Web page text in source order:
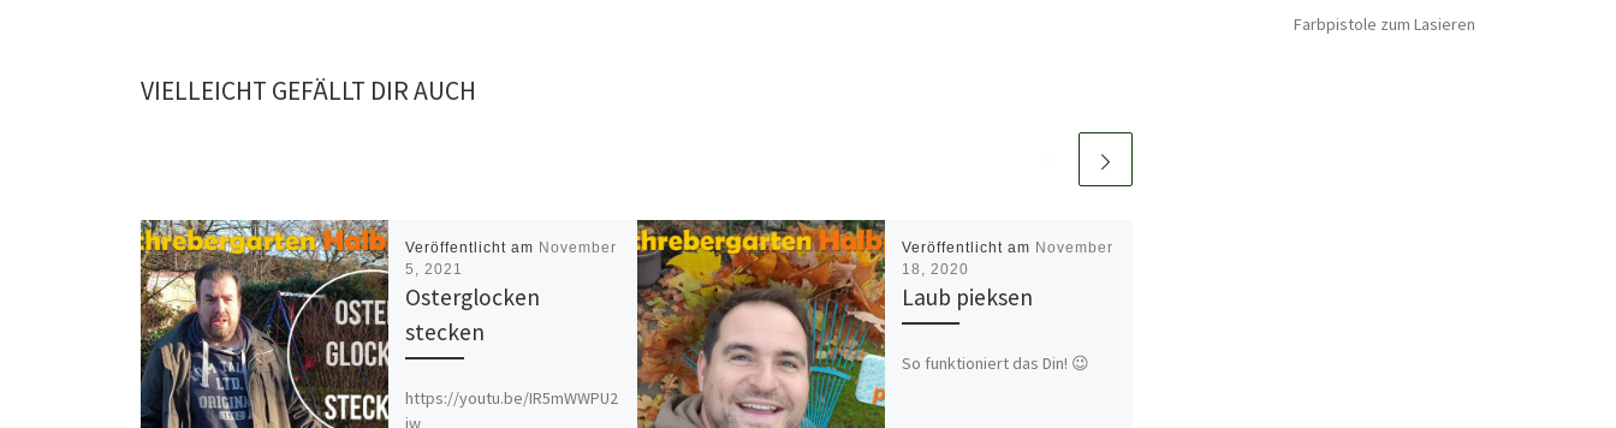
VIELLEICHT GEFÄLLT DIR AUCH
Veröffentlicht am November
5, 2021
Osterglocken
stecken
https://youtu.be/IR5mWWPU2
jw
Veröffentlicht am November
18, 2020
Laub pieksen
So funktioniert das Din! 😉
Farbpistole zum Lasieren